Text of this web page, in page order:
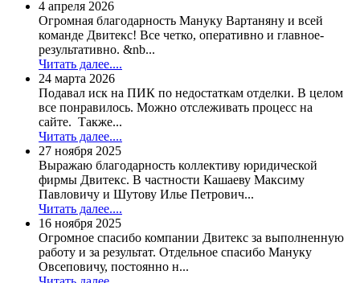
4 апреля 2026
Огромная благодарность Мануку Вартаняну и всей
команде Двитекс! Все четко, оперативно и главное-
результативно. &nb...
Читать далее....
24 марта 2026
Подавал иск на ПИК по недостаткам отделки. В целом
все понравилось. Можно отслеживать процесс на
сайте. Также...
Читать далее....
27 ноября 2025
Выражаю благодарность коллективу юридической
фирмы Двитекс. В частности Кашаеву Максиму
Павловичу и Шутову Илье Петрович...
Читать далее....
16 ноября 2025
Огромное спасибо компании Двитекс за выполненную
работу и за результат. Отдельное спасибо Мануку
Овсеповичу, постоянно н...